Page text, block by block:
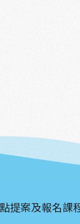
提案及報名課